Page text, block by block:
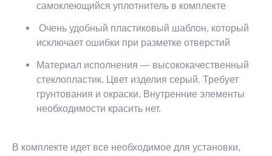
самоклеющийся уплотнитель в комплекте
Очень удобный пластиковый шаблон, который
исключает ошибки при разметке отверстий
Материал исполнения — высококачественный
стеклопластик. Цвет изделия серый. Требует
грунтования и окраски. Внутренние элементы
необходимости красить нет.
В комплекте идет все необходимое для установки,